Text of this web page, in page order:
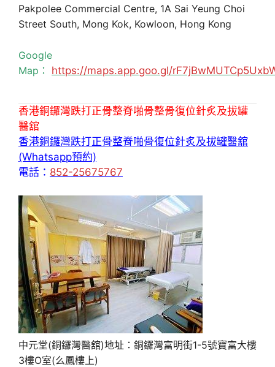
Pakpolee Commercial Centre, 1A Sai Yeung Choi
Street South, Mong Kok, Kowloon, Hong Kong
Google
Map： https://maps.app.goo.gl/
香港銅鑼灣跌打正骨整脊啪骨整骨復位針炙及拔罐
醫舘
香港銅鑼灣跌打正骨整脊啪骨復位針炙及拔罐醫舘
(Whatsapp預約)
電話： 852-25675767
中元堂(銅鑼灣醫舘)地址：銅鑼灣富明街1-5號寶富大樓
3樓O室(么鳳樓上)